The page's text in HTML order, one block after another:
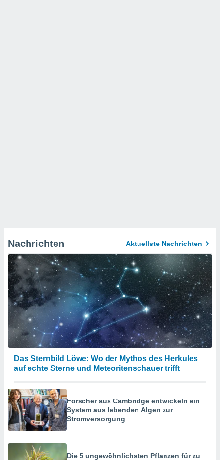
Nachrichten Aktuellste Nachrichten
Das Sternbild Löwe: Wo der Mythos des Herkules
auf echte Sterne und Meteoritenschauer trifft
Forscher aus Cambridge entwickeln ein
System aus lebenden Algen zur
Stromversorgung
Die 5 ungewöhnlichsten Pflanzen für zu